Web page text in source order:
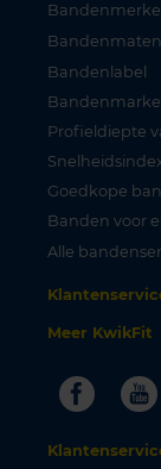
Bandenmaten
Bandenlabel
Profieldiepte
Goedkope
Banden voor
Alle
Meer KwikFit